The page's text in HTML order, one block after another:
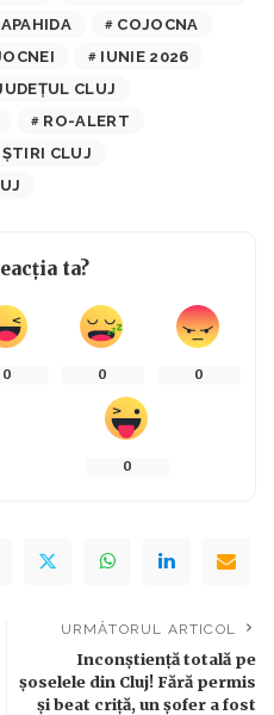
APAHIDA
COJOCNA
IUNIE 2026
CLUJ
RO-ALERT
ȘTIRI CLUJ
ta?
0 0 0
0
URMĂTORUL ARTICOL
Inconștiență totală pe
șoselele din Cluj! Fără permis
și beat criță, un șofer a fost